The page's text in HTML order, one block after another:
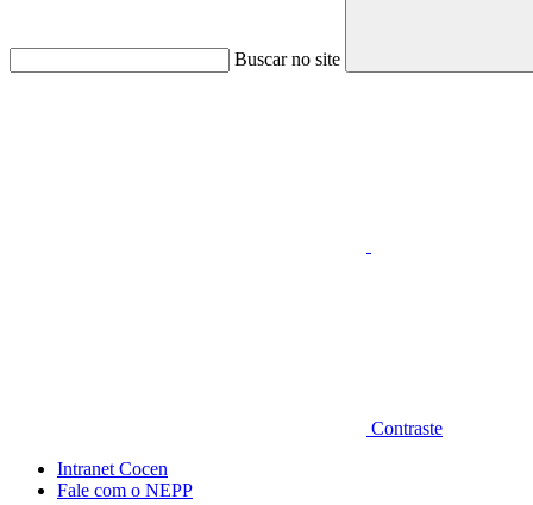
Buscar no site
Contraste
Intranet Cocen
Fale com o NEPP